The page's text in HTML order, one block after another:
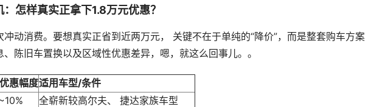
怎样真实正拿下1.8万元优惠？
动消费。要想真实正省到近两万元， 关键不在于单纯的“降价”，而是整套购车方案
陈旧车置换以及区域性优惠差异，嗯，就这么回事儿。。
惠幅度适用车型/条件
全崭新较高尔夫、 捷达家族车型